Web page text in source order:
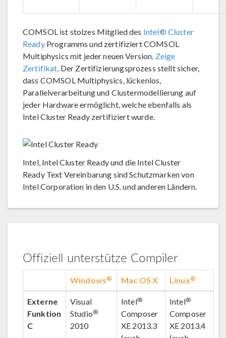
COMSOL ist stolzes Mitglied des Intel® Cluster
ReadyProgramms und zertifiziert COMSOL
Multiphysics mit jeder neuen Version. Zeige
Zertifikat. Der Zertifizierungsprozess stellt sicher,
dass COMSOL Multiphysics, lückenlos,
Parallelverarbeitung und Clustermodellierung auf
jeder Hardware ermöglicht, welche ebenfalls als
Intel Cluster Ready zertifiziert wurde.
Intel, Intel Cluster Ready und die Intel Cluster
Ready Text Vereinbarung sind Schutzmarken von
Intel Corporation in den U.S. und anderen Ländern.
Offiziell unterstütze Compiler
Windows® Mac OS X Linux®
Externe
Funktion
C
Visual
Studio®
2010
Intel®
Composer
XE 2013.3
Intel®
Composer
XE 2013.4